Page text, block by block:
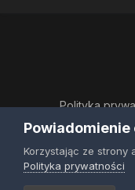
Polityka
Powiadomienie
Korzystając ze strony
Polityka prywatności